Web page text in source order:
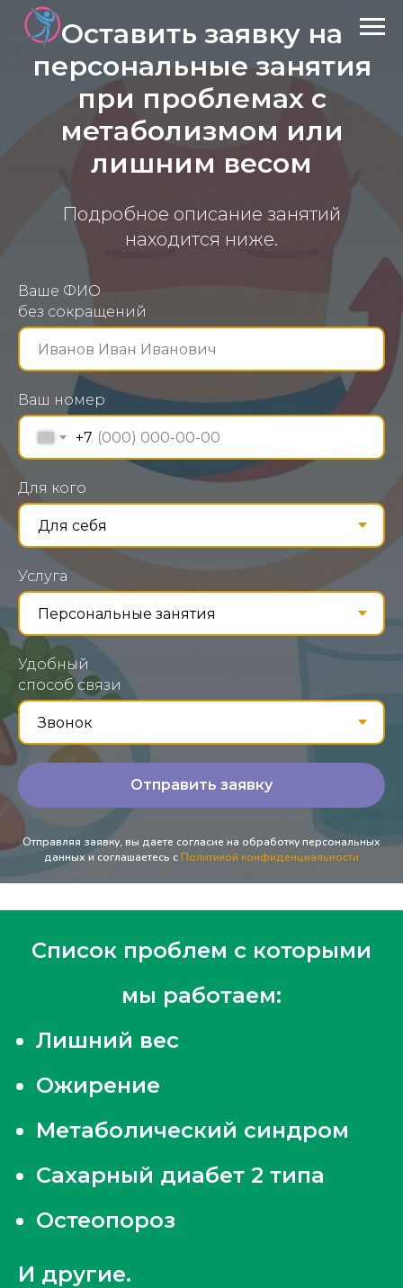
Оставить заявку на
персональные занятия
при проблемах с
метаболизмом или
лишним весом
Подробное описание занятий
находится ниже.
Ваше ФИО
без сокращений
Ваш номер
+7
Для кого
Услуга
Удобный
способ связи
Отправить заявку
Отправляя заявку, вы даете согласие на обработку персональных
данных и соглашаетесь c Политикой конфиденциальности
Список проблем с которыми
мы работаем:
Лишний вес
Ожирение
Метаболический синдром
Сахарный диабет 2 типа
Остеопороз
И другие.